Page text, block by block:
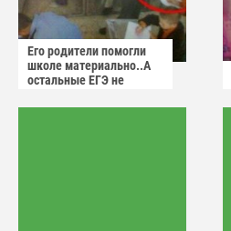
Его родители помогли
школе материально..А
остальные ЕГЭ не